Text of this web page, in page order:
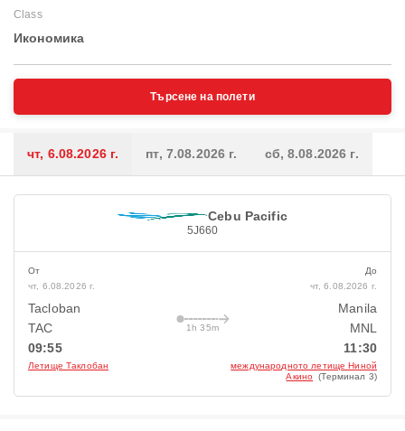
Class
Икономика
Търсене на полети
чт, 6.08.2026 г. пт, 7.08.2026 г. сб, 8.08.2026 г.
Cebu Pacific
5J660
От
чт, 6.08.2026 г.
Tacloban
TAC
09:55
Летище Таклобан
1h 35m
До
чт, 6.08.2026 г.
Manila
MNL
11:30
международното летище Ниной
Акино (Терминал 3)